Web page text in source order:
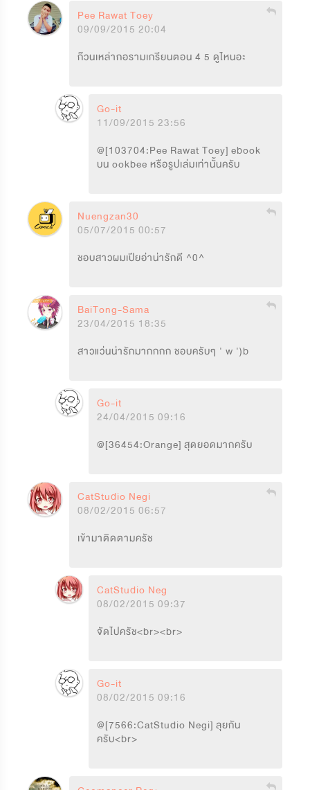
Pee Rawat Toey
09/09/2015 20:04
ก๊วนเหล่ากอรามเกรียนตอน 4 5 ดูไหนอะ
Go-it
11/09/2015 23:56
@[103704:Pee Rawat Toey] ebook
บน ookbee หรือรูปเล่มเท่านั้นครับ
Nuengzan30
05/07/2015 00:57
ชอบสาวผมเปียอ่าน่ารักดี ^0^
BaiTong-Sama
23/04/2015 18:35
สาวแว่นน่ารักมากกกก ชอบครับๆ ' w ')b
Go-it
24/04/2015 09:16
@[36454:Orange] สุดยอดมากครับ
CatStudio Negi
08/02/2015 06:57
เข้ามาติดตามครัช
CatStudio Negi
08/02/2015 09:37
จัดไปครัช<br><br>
Go-it
08/02/2015 09:16
@[7566:CatStudio Negi] ลุยกัน
ครับ<br>